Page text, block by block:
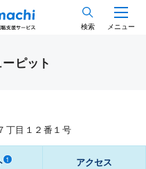
検索 メニュー
ピット
丁目１２番１号
1 アクセス